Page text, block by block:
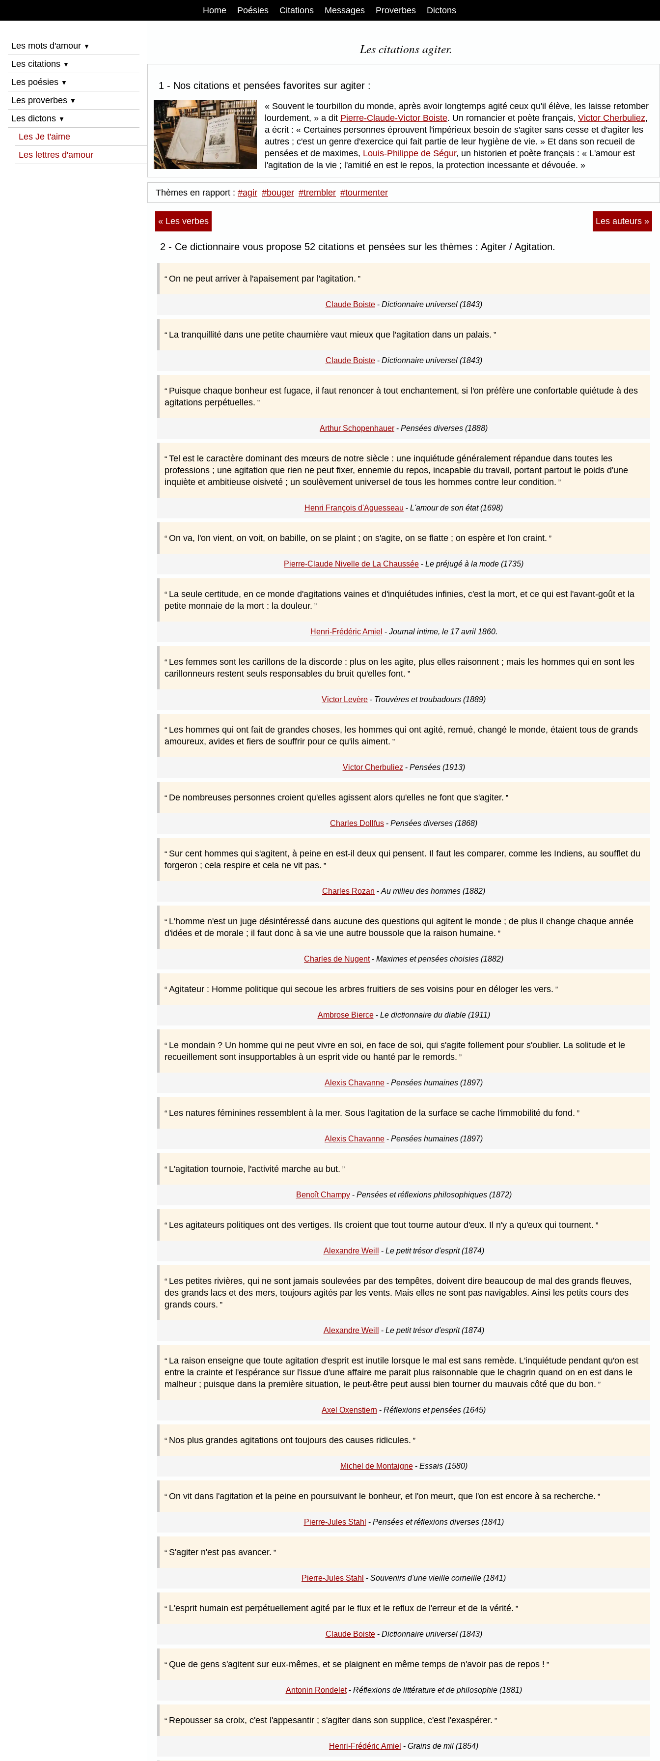
Home Poésies Citations Messages Proverbes Dictons
Les mots d'amour ▼
Les citations ▼
Les poésies ▼
Les proverbes ▼
Les dictons ▼
Les Je t'aime
Les lettres d'amour
Les citations agiter.
1 - Nos citations et pensées favorites sur agiter :
Souvent le tourbillon du monde, après avoir longtemps agité ceux qu'il élève, les laisse retomber
lourdement,
a dit Pierre-Claude-Victor Boiste. Un romancier et poète français, Victor Cherbuliez,
a écrit :
Certaines personnes éprouvent l'impérieux besoin de s'agiter sans cesse et d'agiter les
autres ; c'est un genre d'exercice qui fait partie de leur hygiène de vie.
Et dans son recueil de
pensées et de maximes, Louis-Philippe de Ségur, un historien et poète français :
L'amour est
l'agitation de la vie ; l'amitié en est le repos, la protection incessante et dévouée.
Thèmes en rapport : #agir #bouger #trembler #tourmenter
« Les verbes Les auteurs »
2 - Ce dictionnaire vous propose 52 citations et pensées sur les thèmes : Agiter / Agitation.
On ne peut arriver à l'apaisement par l'agitation.
Claude Boiste- Dictionnaire universel (1843)
La tranquillité dans une petite chaumière vaut mieux que l'agitation dans un palais.
Claude Boiste- Dictionnaire universel (1843)
Puisque chaque bonheur est fugace, il faut renoncer à tout enchantement, si l'on préfère une confortable quiétude à des
agitations perpétuelles.
Arthur Schopenhauer - Pensées diverses (1888)
Tel est le caractère dominant des mœurs de notre siècle : une inquiétude généralement répandue dans toutes les
professions ; une agitation que rien ne peut fixer, ennemie du repos, incapable du travail, portant partout le poids d'une
inquiète et ambitieuse oisiveté ; un soulèvement universel de tous les hommes contre leur condition.
Henri François d'Aguesseau - L'amour de son état (1698)
On va, l'on vient, on voit, on babille, on se plaint ; on s'agite, on se flatte ; on espère et l'on craint.
Pierre-Claude Nivelle de La Chaussée - Le préjugé à la mode (1735)
La seule certitude, en ce monde d'agitations vaines et d'inquiétudes infinies, c'est la mort, et ce qui est l'avant-goût et la
petite monnaie de la mort : la douleur.
Henri-Frédéric Amiel - Journal intime, le 17 avril 1860.
Les femmes sont les carillons de la discorde : plus on les agite, plus elles raisonnent ; mais les hommes qui en sont les
carillonneurs restent seuls responsables du bruit qu'elles font.
Victor Levère - Trouvères et troubadours (1889)
Les hommes qui ont fait de grandes choses, les hommes qui ont agité, remué, changé le monde, étaient tous de grands
amoureux, avides et fiers de souffrir pour ce qu'ils aiment.
Victor Cherbuliez - Pensées (1913)
De nombreuses personnes croient qu'elles agissent alors qu'elles ne font que s'agiter.
Charles Dollfus - Pensées diverses (1868)
Sur cent hommes qui s'agitent, à peine en est-il deux qui pensent. Il faut les comparer, comme les Indiens, au soufflet du
forgeron ; cela respire et cela ne vit pas.
Charles Rozan - Au milieu des hommes (1882)
L'homme n'est un juge désintéressé dans aucune des questions qui agitent le monde ; de plus il change chaque année
d'idées et de morale ; il faut donc à sa vie une autre boussole que la raison humaine.
Charles de Nugent- Maximes et pensées choisies (1882)
Agitateur : Homme politique qui secoue les arbres fruitiers de ses voisins pour en déloger les vers.
Ambrose Bierce- Le dictionnaire du diable (1911)
Le mondain ? Un homme qui ne peut vivre en soi, en face de soi, qui s'agite follement pour s'oublier. La solitude et le
recueillement sont insupportables à un esprit vide ou hanté par le remords.
Alexis Chavanne - Pensées humaines (1897)
Les natures féminines ressemblent à la mer. Sous l'agitation de la surface se cache l'immobilité du fond.
Alexis Chavanne - Pensées humaines (1897)
L'agitation tournoie, l'activité marche au but.
Benoît Champy- Pensées et réflexions philosophiques (1872)
Les agitateurs politiques ont des vertiges. Ils croient que tout tourne autour d'eux. Il n'y a qu'eux qui tournent.
Alexandre Weill - Le petit trésor d'esprit (1874)
Les petites rivières, qui ne sont jamais soulevées par des tempêtes, doivent dire beaucoup de mal des grands fleuves,
des grands lacs et des mers, toujours agités par les vents. Mais elles ne sont pas navigables. Ainsi les petits cours des
grands cours.
Alexandre Weill - Le petit trésor d'esprit (1874)
La raison enseigne que toute agitation d'esprit est inutile lorsque le mal est sans remède. L'inquiétude pendant qu'on est
entre la crainte et l'espérance sur l'issue d'une affaire me parait plus raisonnable que le chagrin quand on en est dans le
malheur ; puisque dans la première situation, le peut-être peut aussi bien tourner du mauvais côté que du bon.
Axel Oxenstiern - Réflexions et pensées (1645)
Nos plus grandes agitations ont toujours des causes ridicules.
Michel de Montaigne- Essais (1580)
On vit dans l'agitation et la peine en poursuivant le bonheur, et l'on meurt, que l'on est encore à sa recherche.
Pierre-Jules Stahl - Pensées et réflexions diverses (1841)
S'agiter n'est pas avancer.
Pierre-Jules Stahl - Souvenirs d'une vieille corneille (1841)
L'esprit humain est perpétuellement agité par le flux et le reflux de l'erreur et de la vérité.
Claude Boiste- Dictionnaire universel (1843)
Que de gens s'agitent sur eux-mêmes, et se plaignent en même temps de n'avoir pas de repos !
Antonin Rondelet- Réflexions de littérature et de philosophie (1881)
Repousser sa croix, c'est l'appesantir ; s'agiter dans son supplice, c'est l'exaspérer.
Henri-Frédéric Amiel - Grains de mil (1854)